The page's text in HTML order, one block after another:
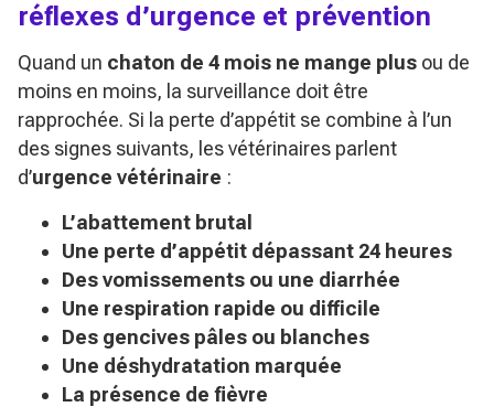
réflexes d’urgence et prévention
Quand un chaton de 4 mois ne mange plus ou de
moins en moins, la surveillance doit être
rapprochée. Si la perte d’appétit se combine à l’un
des signes suivants, les vétérinaires parlent
d’urgence vétérinaire :
L’abattement brutal
Une perte d’appétit dépassant 24 heures
Des vomissements ou une diarrhée
Une respiration rapide ou difficile
Des gencives pâles ou blanches
Une déshydratation marquée
La présence de fièvre